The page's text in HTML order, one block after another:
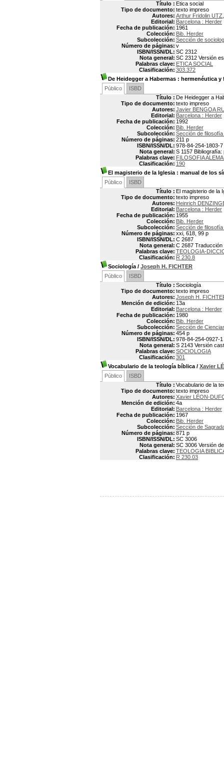
Título : Etica social
Tipo de documento: texto impreso
Autores: Arthur Fridolin UTZ
Editorial: Barcelona : Herder
Fecha de publicación: 1961
Colección: Bib. Herder
Subcolección: Sección de
Número de páginas: v
ISBN/ISSN/DL: SC 2312
Nota general: SC 2312 Versión
Palabras clave: ETICA SOCIAL
Clasificación: 303.372
De Heidegger a Habermas : hermenéutica
Público
ISBD
Título : De Heidegger a
Tipo de documento: texto impreso
Autores: Javier BENGOA
Editorial: Barcelona : Herder
Fecha de publicación: 1992
Colección: Bib. Herder
Subcolección: Sección de
Número de páginas: 211 p
ISBN/ISSN/DL: 978-84-254-1803-7
Nota general: S 1157
Palabras clave: FILOSOFIA
Clasificación: 190
El magisterio de la Iglesia : manual de los
Público
ISBD
Título : El magisterio de la
Tipo de documento: texto impreso
Autores: Heinrich
Editorial: Barcelona : Herder
Fecha de publicación: 1955
Colección: Bib. Herder
Subcolección: Sección de
Número de páginas: xxi, 618, 99 p
ISBN/ISSN/DL: C 2687
Nota general: C 2687 Traducción
Palabras clave: TEOLOGIA-
Clasificación: R 230.8
Sociología / Joseph H. FICHTER
Público
ISBD
Título : Sociología
Tipo de documento: texto impreso
Autores: Joseph H.
Mención de edición: 13a
Editorial: Barcelona : Herder
Fecha de publicación: 1980
Colección: Bib. Herder
Subcolección: Sección de
Número de páginas: 454 p
ISBN/ISSN/DL: 978-84-254-0927-1
Nota general: S 2143 Versión
Palabras clave: SOCIOLOGIA
Clasificación: 301
Vocabulario de la teología bíblica / Xavier
Público
ISBD
Título : Vocabulario de la
Tipo de documento: texto impreso
Autores: Xavier LÉON-
Mención de edición: 4a
Editorial: Barcelona : Herder
Fecha de publicación: 1967
Colección: Bib. Herder
Subcolección: Sección de
Número de páginas: 871 p
ISBN/ISSN/DL: SC 3006
Nota general: SC 3006 Versión
Palabras clave: TEOLOGIA
Clasificación: R 230.03